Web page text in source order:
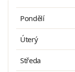
Pondělí
Úterý
Středa